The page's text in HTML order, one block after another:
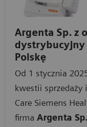
Argenta Sp. z
dystrybucyjny
Polskę
Od 1 stycznia
kwestii sprzedaży
Care Siemens
firma Argenta